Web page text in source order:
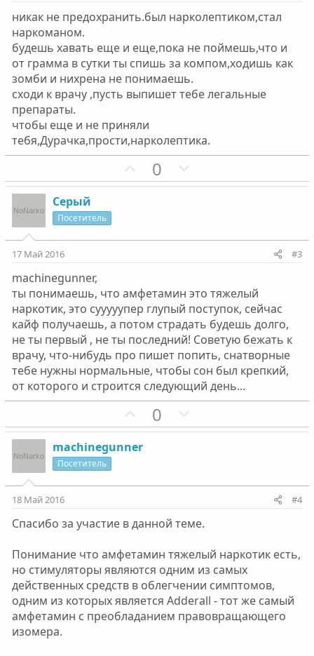
никак не предохранить.был нарколептиком,стал
наркоманом.
будешь хавать еще и еще,пока не поймешь,что и
от грамма в сутки ты спишь за компом,ходишь как
зомби и нихрена не понимаешь.
сходи к врачу ,пусть выпишет тебе легальные
препараты.
чтобы еще и не приняли
тебя,Дурачка,прости,нарколептика.
П
о
т
н
ы
й
г
о
л
о
с
0
е
т
н
ы
й
г
о
л
о
с
Серый
Посетитель
17 Май 2016 #3
machinegunner,
ты понимаешь, что амфетамин это тяжелый
наркотик, это сууууупер глупый поступок, сейчас
кайф получаешь, а потом страдать будешь долго,
не ты первый , не ты последний! Советую бежать к
врачу, что-нибудь про пишет попить, снатворные
тебе нужны нормальные, чтобы сон был крепкий,
от которого и строится следующий день...
П
о
з
т
н
ы
й
г
о
л
0
е
т
н
ы
й
г
о
л
machinegunner
Посетитель
18 Май 2016 #4
Спасибо за участие в данной теме.
Понимание что амфетамин тяжелый наркотик есть,
но стимуляторы являются одним из самых
действенных средств в облегчении симптомов,
одним из которых является Adderall - тот же самый
амфетамин с преобладанием правовращающего
изомера.